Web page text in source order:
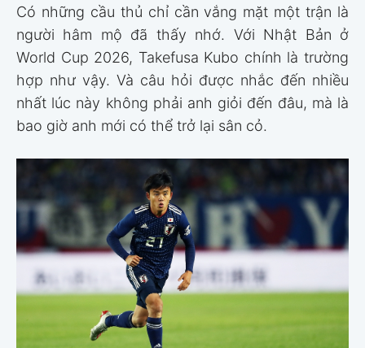
Có những cầu thủ chỉ cần vắng mặt một trận là
người hâm mộ đã thấy nhớ. Với Nhật Bản ở
World Cup 2026, Takefusa Kubo chính là trường
hợp như vậy. Và câu hỏi được nhắc đến nhiều
nhất lúc này không phải anh giỏi đến đâu, mà là
bao giờ anh mới có thể trở lại sân cỏ.